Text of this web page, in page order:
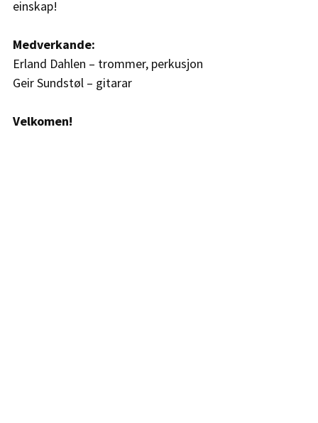
einskap!
Medverkande:
Erland Dahlen – trommer, perkusjon
Geir Sundstøl – gitarar
Velkomen!